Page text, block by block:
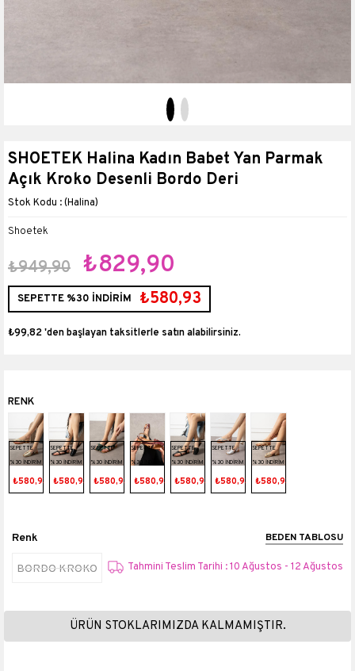
SHOETEK Halina Kadın Babet Yan Parmak
Açık Kroko Desenli Bordo Deri
(Halina)
Shoetek
₺949,90 ₺829,90
SEPETTE %30 İNDİRİM ₺580,93
₺99,82'den başlayan taksitlerle
SEPETTE
%30 İNDİRİM
₺580,93
SEPETTE
%30 İNDİRİM
₺580,93
SEPETTE
%30 İNDİRİM
₺580,93
SEPETTE
%30 İNDİRİM
₺580,93
SEPETTE
%30 İNDİRİM
₺580,93
SEPETTE
%30 İNDİRİM
₺580,93
SEPETTE
%30 İNDİRİM
₺580,93
Renk BEDEN TABLOSU
BORDO KROKO Tahmini Teslim Tarihi : 10 Ağustos - 12 Ağustos
ÜRÜN STOKLARIMIZDA KALMAMIŞTIR.